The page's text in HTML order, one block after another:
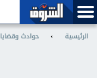
الرئيسية › حوادث وقضايا